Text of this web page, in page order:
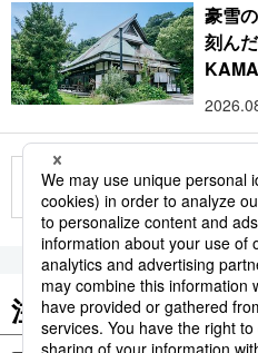
豪雪
刻ん
もっと
注目のキーワード